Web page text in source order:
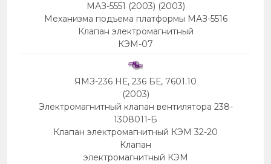
МАЗ-5551 (2003) (2003)
Механизма подъема платформы МАЗ-5516
Клапан электромагнитный
КЭМ-07
ЯМЗ-236 НЕ, 236 БЕ, 7601.10
(2003)
Электромагнитный клапан вентилятора 238-
1308011-Б
Клапан электромагнитный КЭМ 32-20
Клапан
электромагнитный КЭМ